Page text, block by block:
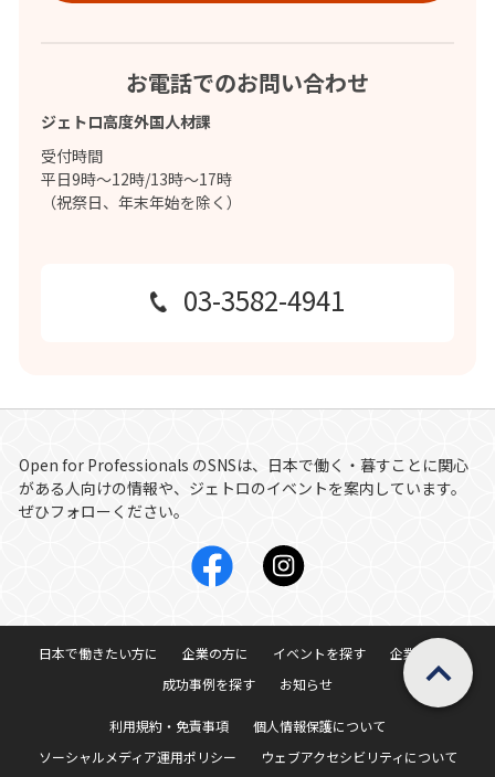
お電話でのお問い合わせ
ジェトロ高度外国人材課
受付時間
平日9時～12時/13時～17時
（祝祭日、年末年始を除く）
03-3582-4941
Open for Professionals のSNSは、日本で働く・暮すことに関心
がある人向けの情報や、ジェトロのイベントを案内しています。
ぜひフォローください。
ページの先頭へ戻
日本で働きたい方に 企業の方に イベントを探す
企業を探す
成功事例を探す
お知らせ
利用規約・免責事項
個人情報保護について
ソーシャルメディア運用ポリシー
ウェブアクセシビリティについて